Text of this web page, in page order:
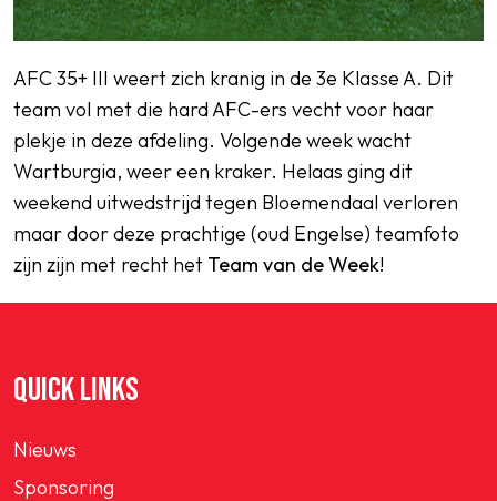
AFC 35+ III weert zich kranig in de 3e Klasse A. Dit
team vol met die hard AFC-ers vecht voor haar
plekje in deze afdeling. Volgende week wacht
Wartburgia, weer een kraker. Helaas ging dit
weekend uitwedstrijd tegen Bloemendaal verloren
maar door deze prachtige (oud Engelse) teamfoto
zijn zijn met recht het Team van de Week!
QUICK LINKS
Nieuws
Sponsoring